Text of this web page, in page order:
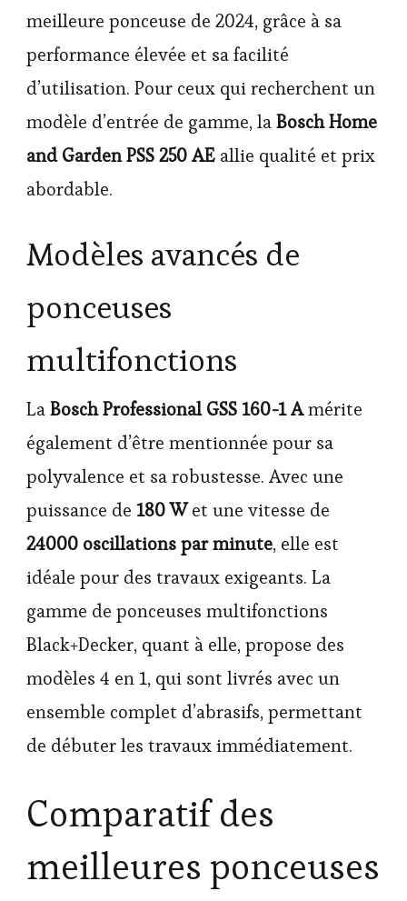
meilleure ponceuse de 2024, grâce à sa
performance élevée et sa facilité
d’utilisation. Pour ceux qui recherchent un
modèle d’entrée de gamme, laBosch Home
and Garden PSS 250 AE allie qualité et prix
abordable.
Modèles avancés de
ponceuses
multifonctions
LaBosch Professional GSS 160-1 Amérite
également d’être mentionnée pour sa
polyvalence et sa robustesse. Avec une
puissance de 180 Wet une vitesse de
24000 oscillations par minute, elle est
idéale pour des travaux exigeants. La
gamme de ponceuses multifonctions
Black+Decker, quant à elle, propose des
modèles 4 en 1, qui sont livrés avec un
ensemble complet d’abrasifs, permettant
de débuter les travaux immédiatement.
Comparatif des
meilleures ponceuses